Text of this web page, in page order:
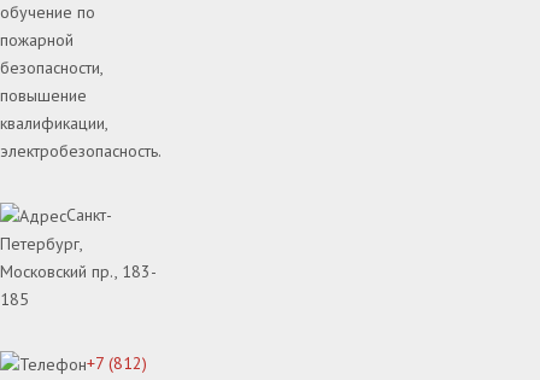
обучение по
пожарной
безопасности,
повышение
квалификации,
электробезопасность.
Санкт-
Петербург,
Московский пр., 183-
185
+7 (812)